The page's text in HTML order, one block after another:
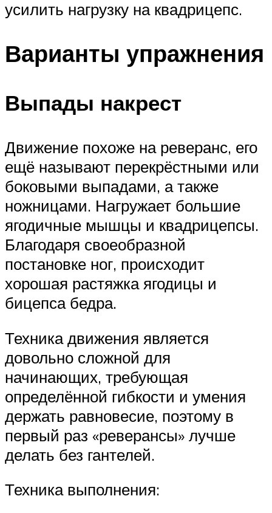
усилить нагрузку на квадрицепс.
Варианты упражнения
Выпады накрест
Движение похоже на реверанс, его
ещё называют перекрёстными или
боковыми выпадами, а также
ножницами. Нагружает большие
ягодичные мышцы и квадрицепсы.
Благодаря своеобразной
постановке ног, происходит
хорошая растяжка ягодицы и
бицепса бедра.
Техника движения является
довольно сложной для
начинающих, требующая
определённой гибкости и умения
держать равновесие, поэтому в
первый раз «реверансы» лучше
делать без гантелей.
Техника выполнения: